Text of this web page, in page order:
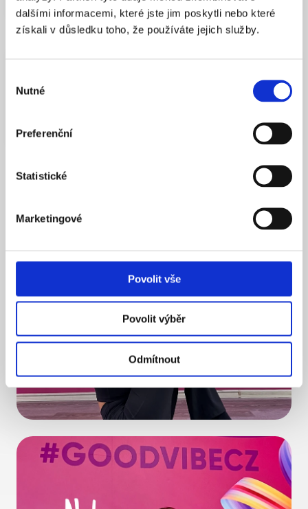
dalšími informacemi, které jste jim poskytli nebo které
získali v důsledku toho, že používáte jejich služby.
souhlasu
Nutné
Preferenční
Statistické
Marketingové
Povolit vše
Povolit výběr
Odmítnout
Ručník
Objev svojí vášeň k tanci